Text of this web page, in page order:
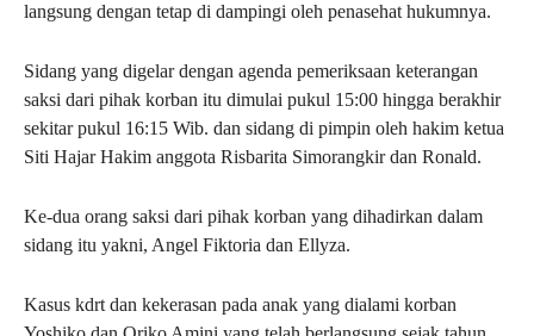
langsung dengan tetap di dampingi oleh penasehat hukumnya.
Sidang yang digelar dengan agenda pemeriksaan keterangan
saksi dari pihak korban itu dimulai pukul 15:00 hingga berakhir
sekitar pukul 16:15 Wib. dan sidang di pimpin oleh hakim ketua
Siti Hajar Hakim anggota Risbarita Simorangkir dan Ronald.
Ke-dua orang saksi dari pihak korban yang dihadirkan dalam
sidang itu yakni, Angel Fiktoria dan Ellyza.
Kasus kdrt dan kekerasan pada anak yang dialami korban